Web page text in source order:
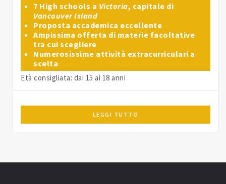
7 High schools a Victoria, capitale di
Vancouver Island
Proposta accademica eccellente
Ampissima offerta di materie facoltative
tra cui scegliere
Numerosissime attività extracurriculari a
scelta
Età consigliata: dai 15 ai 18 anni
LEGGI TUTTO